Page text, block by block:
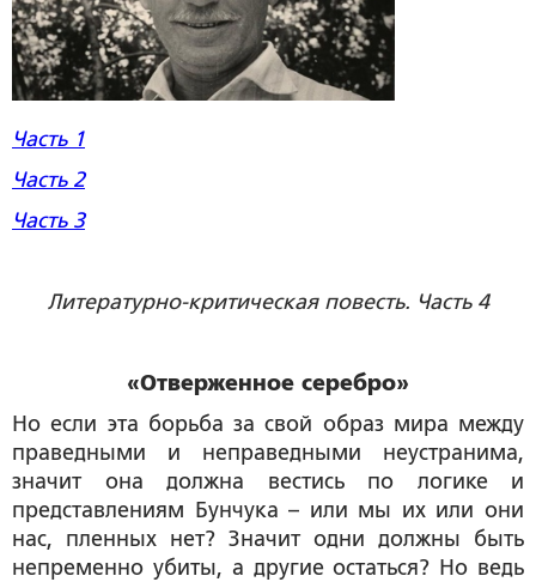
Часть 1
Часть 2
Часть 3
Литературно-критическая повесть. Часть 4
«Отверженное серебро»
Но если эта борьба за свой образ мира между
праведными и неправедными неустранима,
значит она должна вестись по логике и
представлениям Бунчука – или мы их или они
нас, пленных нет? Значит одни должны быть
непременно убиты, а другие остаться? Но ведь